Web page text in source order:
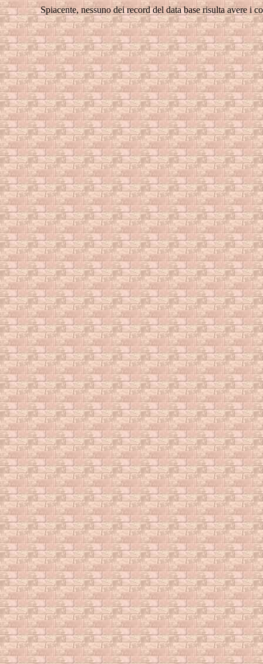
Spiacente, nessuno dei record del data base risulta avere i